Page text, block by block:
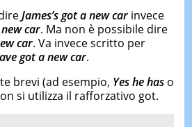
James’s got a new car invece
car. Ma non è possibile dire
car. Va invece scritto per
got a new car.
brevi (ad esempio, Yes he haso
si utilizza il rafforzativo got.